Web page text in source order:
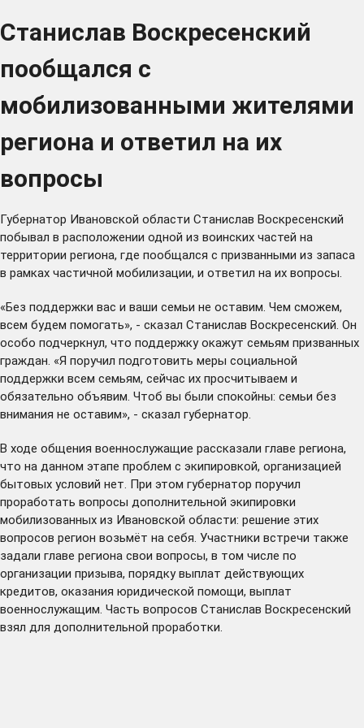
Станислав Воскресенский
пообщался с
мобилизованными жителями
региона и ответил на их
вопросы
Губернатор Ивановской области Станислав Воскресенский
побывал в расположении одной из воинских частей на
территории региона, где пообщался с призванными из запаса
в рамках частичной мобилизации, и ответил на их вопросы.
«Без поддержки вас и ваши семьи не оставим. Чем сможем,
всем будем помогать», - сказал Станислав Воскресенский. Он
особо подчеркнул, что поддержку окажут семьям призванных
граждан. «Я поручил подготовить меры социальной
поддержки всем семьям, сейчас их просчитываем и
обязательно объявим. Чтоб вы были спокойны: семьи без
внимания не оставим», - сказал губернатор.
В ходе общения военнослужащие рассказали главе региона,
что на данном этапе проблем с экипировкой, организацией
бытовых условий нет. При этом губернатор поручил
проработать вопросы дополнительной экипировки
мобилизованных из Ивановской области: решение этих
вопросов регион возьмёт на себя. Участники встречи также
задали главе региона свои вопросы, в том числе по
организации призыва, порядку выплат действующих
кредитов, оказания юридической помощи, выплат
военнослужащим. Часть вопросов Станислав Воскресенский
взял для дополнительной проработки.